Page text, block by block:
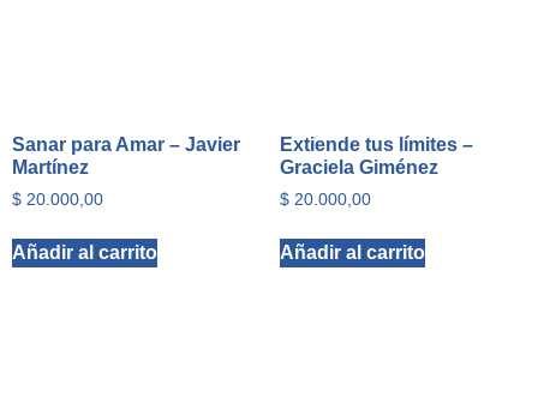
Sanar para Amar – Javier
Martínez
$ 20.000,00
Añadir al carrito
Extiende tus límites –
Graciela Giménez
$20.000,00
Añadir al carrito